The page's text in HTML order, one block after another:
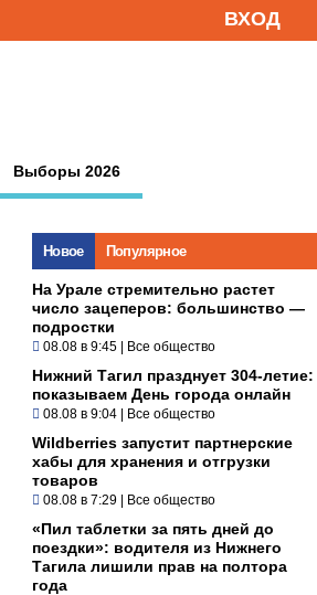
ВХОД
Выборы 2026
Новое Популярное
На Урале стремительно растет
число зацеперов: большинство —
подростки
08.08 в 9:45 | Все общество
Нижний Тагил празднует 304-летие:
показываем День города онлайн
08.08 в 9:04 | Все общество
Wildberries запустит партнерские
хабы для хранения и отгрузки
товаров
08.08 в 7:29 | Все общество
«Пил таблетки за пять дней до
поездки»: водителя из Нижнего
Тагила лишили прав на полтора
года